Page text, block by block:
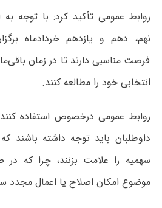
روابط عمومی تأکید کرد: با توجه به
نهم، دهم و یازدهم خردادماه
فرصت مناسبی دارند تا در زمان
انتخابی خود را مطالعه کنند.
روابط عمومی درخصوص استفاده
داوطلبان باید توجه داشته باشند
سهمیه را علامت بزنند، چرا که
موضوع امکان اصلاح یا اعمال مجدد